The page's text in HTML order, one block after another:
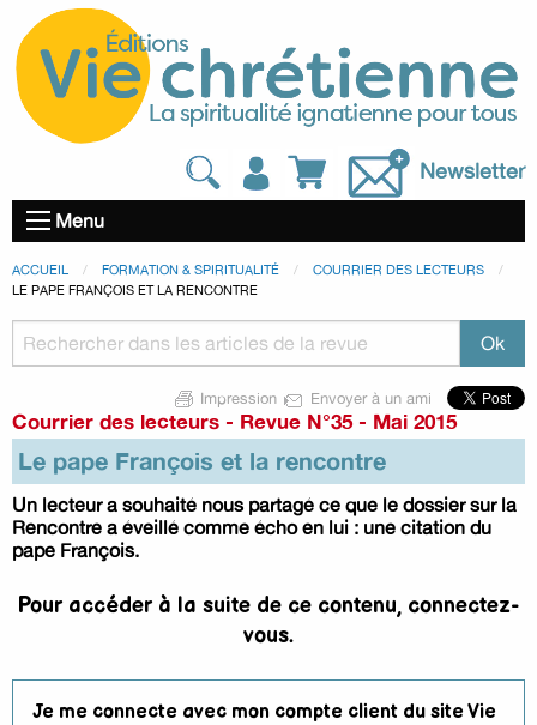
Newsletter
Menu
ACCUEIL FORMATION & SPIRITUALITÉ
COURRIER DES LECTEURS
LE PAPE FRANÇOIS ET LA RENCONTRE
Impression Envoyer à un ami
Courrier des lecteurs - Revue N°35 - Mai 2015
Le pape François et la rencontre
Un lecteur a souhaité nous partagé ce que le dossier sur la
Rencontre a éveillé comme écho en lui : une citation du
pape François.
Pour accéder à la suite de ce contenu, connectez-
vous.
Je me connecte avec mon compte client du site Vie